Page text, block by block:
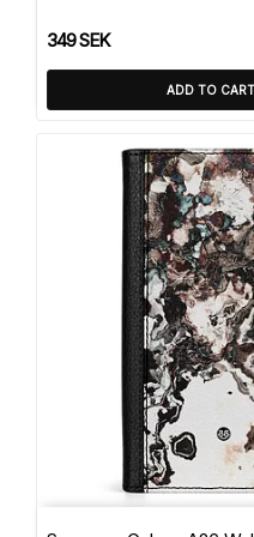
349 SEK
ADD TO CART